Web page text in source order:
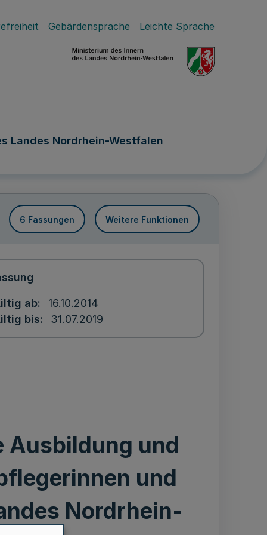
Gebärdensprache Leichte Sprache
Landes Nordrhein-Westfalen
6 Fassungen Weitere Funktionen
ab
16.10.2014
bis
31.07.2019
Ausbildung und
und
Nordrhein-